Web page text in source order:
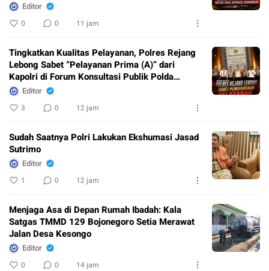
Editor
0 0 11 jam
Tingkatkan Kualitas Pelayanan, Polres Rejang
Lebong Sabet “Pelayanan Prima (A)” dari
Kapolri di Forum Konsultasi Publik Polda
Bengkulu
Editor
3 0 12 jam
Sudah Saatnya Polri Lakukan Ekshumasi Jasad
Sutrimo
Editor
1 0 12 jam
Menjaga Asa di Depan Rumah Ibadah: Kala
Satgas TMMD 129 Bojonegoro Setia Merawat
Jalan Desa Kesongo
Editor
0 0 14 jam